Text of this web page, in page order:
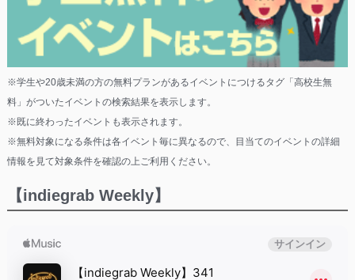
※学生や20歳未満の方の無料プランがあるイベントにつけるタグ「高校生無
料」がついたイベントの検索結果を表示します。
※既に終わったイベントも表示されます。
※無料対象になる条件は各イベント毎に異なるので、目当てのイベントの詳細
情報を見て対象条件を確認の上ご利用ください。
【indiegrab Weekly】